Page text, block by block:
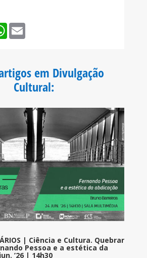
W
A
p
E
em Divulgação
Cultural:
| Ciência e Cultura. Quebrar
Pessoa e a estética da
’26 | 14h30